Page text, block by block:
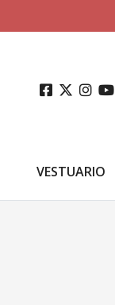
VESTUARIO